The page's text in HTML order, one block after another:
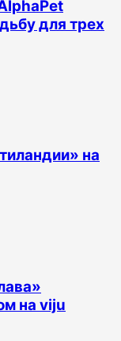
для трех
на
на viju